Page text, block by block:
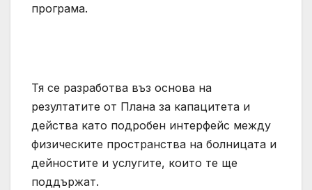
програма.
Тя се разработва въз основа на
резултатите от Плана за капацитета и
действа като подробен интерфейс между
физическите пространства на болницата и
дейностите и услугите, които те ще
поддържат.